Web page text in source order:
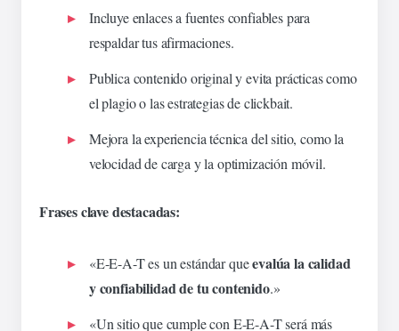
Incluye enlaces a fuentes confiables para
respaldar tus afirmaciones.
Publica contenido original y evita prácticas como
el plagio o las estrategias de clickbait.
Mejora la experiencia técnica del sitio, como la
velocidad de carga y laoptimizaciónmóvil.
Frases clave destacadas:
«E-E-A-T es un estándar queevalúa la calidad
y confiabilidad de tu contenido.»
«Un sitio que cumple con E-E-A-T será más